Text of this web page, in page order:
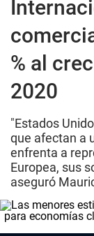
% al
2020
"Estados
que afectan a
enfrenta a
Europea, sus
aseguró